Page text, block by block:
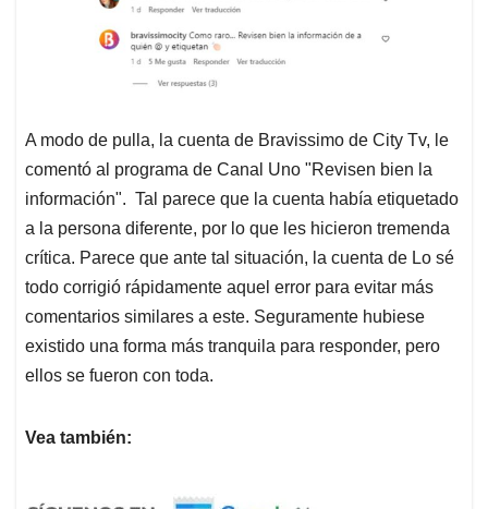
A modo de pulla, la cuenta de Bravissimo de City Tv, le
comentó al programa de Canal Uno "Revisen bien la
información". Tal parece que la cuenta había etiquetado
a la persona diferente, por lo que les hicieron tremenda
crítica. Parece que ante tal situación, la cuenta de Lo sé
todo corrigió rápidamente aquel error para evitar más
comentarios similares a este. Seguramente hubiese
existido una forma más tranquila para responder, pero
ellos se fueron con toda.
Vea también: